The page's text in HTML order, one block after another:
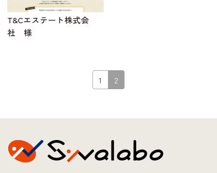
T&Cエステート株式会
社 様
1 2